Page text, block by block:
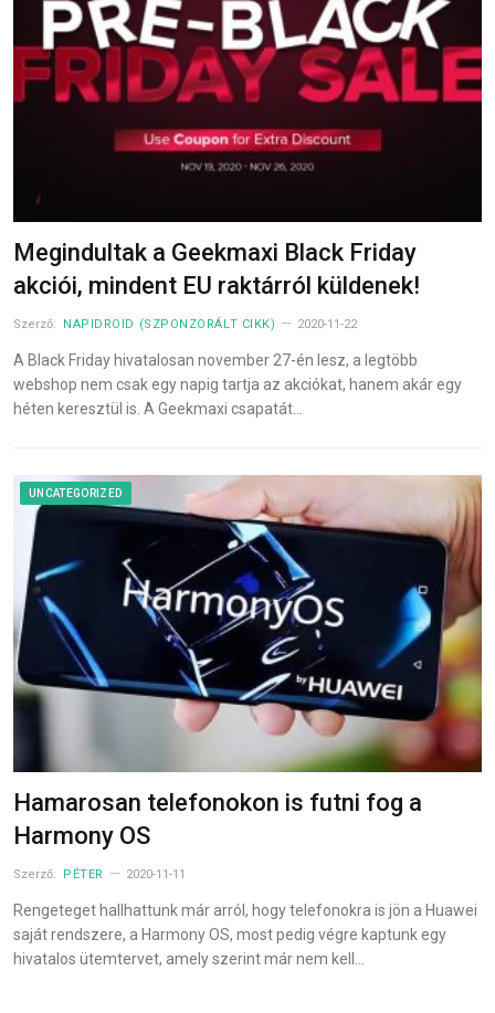
Megindultak a Geekmaxi Black Friday
akciói, mindent EU raktárról küldenek!
Szerző: NAPIDROID (SZPONZORÁLT CIKK) 2020-11-22
A Black Friday hivatalosan november 27-én lesz, a legtöbb
webshop nem csak egy napig tartja az akciókat, hanem akár egy
héten keresztül is. A Geekmaxi csapatát…
UNCATEGORIZED
Hamarosan telefonokon is futni fog a
Harmony OS
Szerző: PÉTER 2020-11-11
Rengeteget hallhattunk már arról, hogy telefonokra is jön a Huawei
saját rendszere, a Harmony OS, most pedig végre kaptunk egy
hivatalos ütemtervet, amely szerint már nem kell…